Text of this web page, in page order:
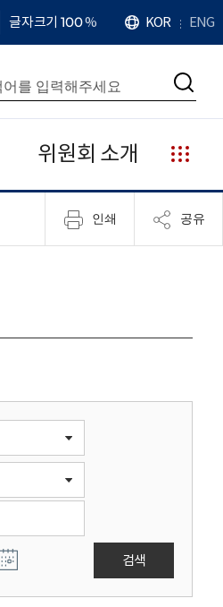
확
대
치
글자크기 100%
언
어
KOR ENG
검
위원회 소개
누
리
집
안
인쇄 공유
검색